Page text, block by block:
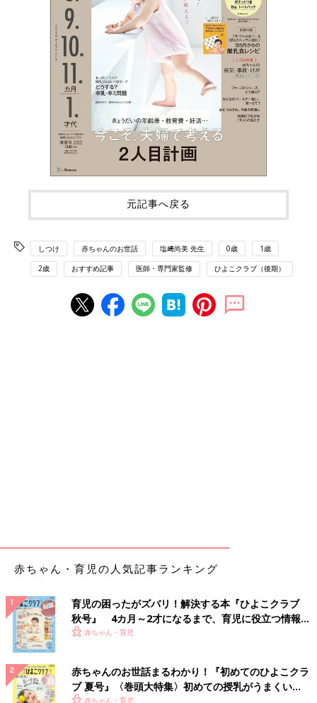
元記事へ戻る
しつけ 赤ちゃんのお世話 塩﨑尚美 先生 0歳 1歳
2歳 おすすめ記事 医師・専門家監修 ひよこクラブ（後期）
赤ちゃん・育児の人気記事ランキング
育児の困ったがズバリ！解決する本『ひよこクラブ
秋号』 4カ月～2才になるまで、育児に役立つ情報が
いっぱい！
赤ちゃん・育児
赤ちゃんのお世話まるわかり！『初めてのひよこクラ
ブ 夏号』〈巻頭大特集〉初めての授乳がうまくい
赤ちゃん・育児